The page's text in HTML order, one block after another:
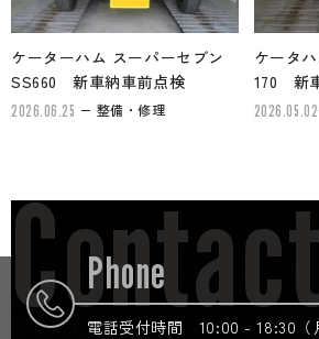
ケーターハム スーパーセブン
SS660 新車納車前点検
2026.06.25 整備・修理
ケータ
170 新
2026.05.02
Phone
電話受付時間 10:00 - 18:30（